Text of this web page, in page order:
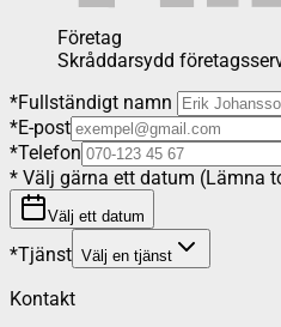
Företag
Skråddarsydd
*Fullständigt namn
*E-post
*Telefon
* Välj gärna ett datum (Lämna
Välj ett datum
*Tjänst Välj en tjänst
Kontakt